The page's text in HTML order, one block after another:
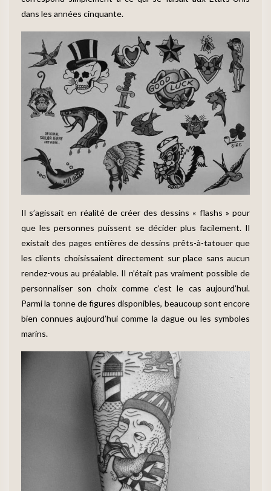
dans les années cinquante.
Il s’agissait en réalité de créer des dessins « flashs » pour
que les personnes puissent se décider plus facilement. Il
existait des pages entières de dessins prêts-à-tatouer que
les clients choisissaient directement sur place sans aucun
rendez-vous au préalable. Il n’était pas vraiment possible de
personnaliser son choix comme c’est le cas aujourd’hui.
Parmi la tonne de figures disponibles, beaucoup sont encore
bien connues aujourd’hui comme la dague ou les symboles
marins.